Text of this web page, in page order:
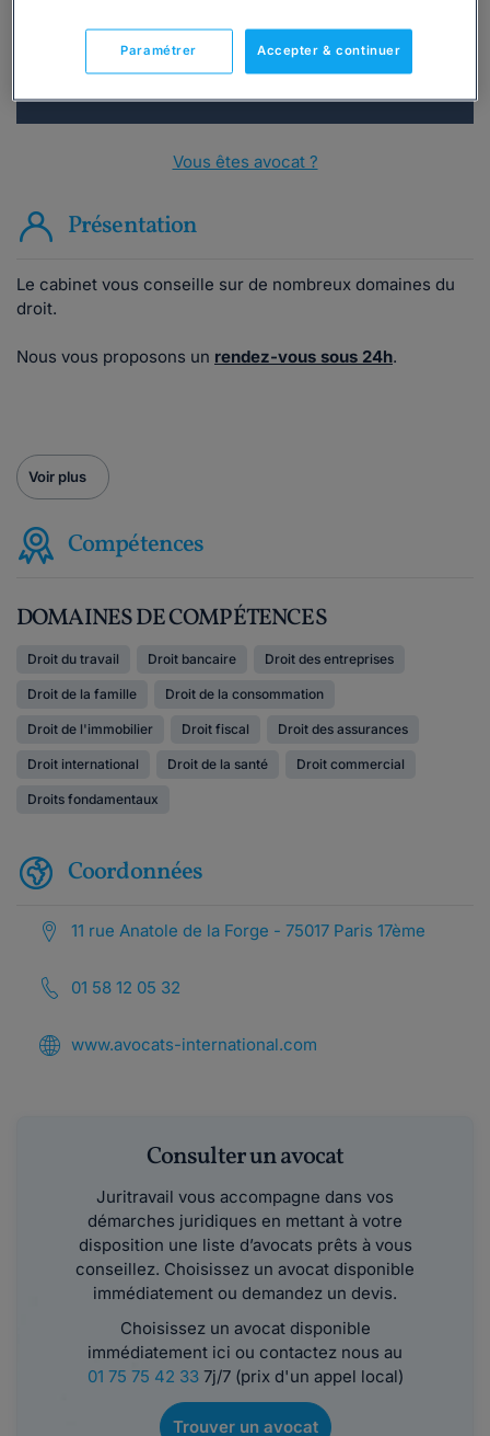
ou appelez le01 75 75 42 33(8h à 21h du lundi au
vendredi)
Vous êtes avocat ?
Présentation
Le cabinet vous conseille sur de nombreux domaines du
droit.
Nous vous proposons un rendez-vous sous 24h.
Voir plus
Compétences
DOMAINES DE COMPÉTENCES
Droit du travail Droit bancaire Droit des entreprises
Droit de la famille Droit de la consommation
Droit de l'immobilier Droit fiscal Droit des assurances
Droit international Droit de la santé Droit commercial
Droits fondamentaux
Coordonnées
11 rue Anatole de la Forge - 75017 Paris 17ème
01 58 12 05 32
www.avocats-international.com
Consulter un avocat
Juritravail vous accompagne dans vos
démarches juridiques en mettant à votre
disposition une liste d’avocats prêts à vous
conseillez. Choisissez un avocat disponible
immédiatement ou demandez un devis.
Choisissez un avocat disponible
immédiatement ici ou contactez nous au
01 75 75 42 337j/7 (prix d'un appel local)
Trouver un avocat
Accepter & continuer
Paramétrer